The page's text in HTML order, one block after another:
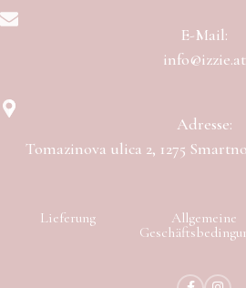
E-Mail:
info@izzie.at
Adresse:
Tomazinova ulica 2, 1275
Lieferung
Allgemeine